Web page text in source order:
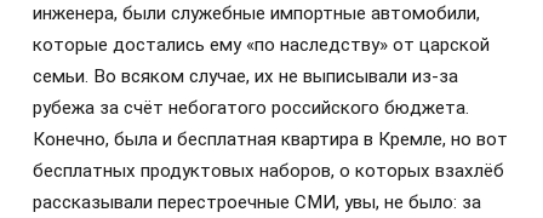
инженера, были служебные импортные автомобили,
которые достались ему «по наследству» от царской
семьи. Во всяком случае, их не выписывали из-за
рубежа за счёт небогатого российского бюджета.
Конечно, была и бесплатная квартира в Кремле, но вот
бесплатных продуктовых наборов, о которых взахлёб
рассказывали перестроечные СМИ, увы, не было: за